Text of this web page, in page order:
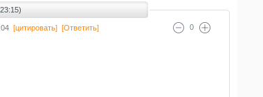
[цитировать] [Ответить] 0